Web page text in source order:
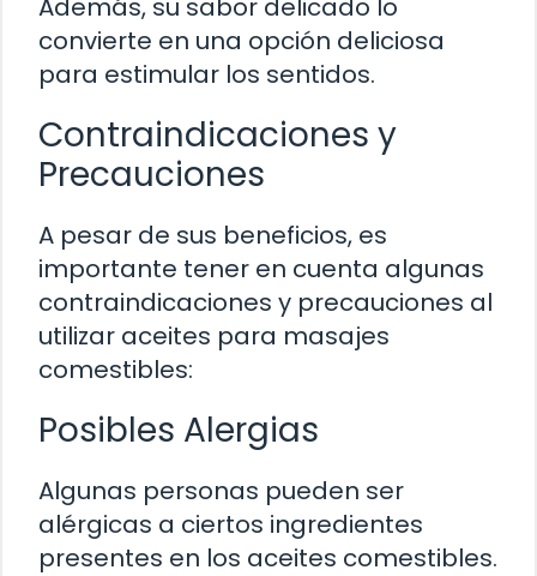
Además, su sabor delicado lo
convierte en una opción deliciosa
para estimular los sentidos.
Contraindicaciones y
Precauciones
A pesar de sus beneficios, es
importante tener en cuenta algunas
contraindicaciones y precauciones al
utilizar aceites para masajes
comestibles:
Posibles Alergias
Algunas personas pueden ser
alérgicas a ciertos ingredientes
presentes en los aceites comestibles.